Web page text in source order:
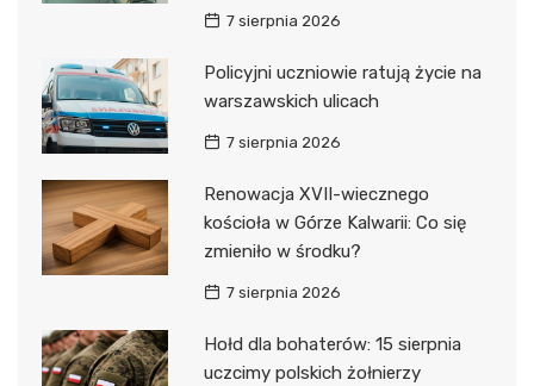
7 sierpnia 2026
Policyjni uczniowie ratują życie na
warszawskich ulicach
7 sierpnia 2026
Renowacja XVII-wiecznego
kościoła w Górze Kalwarii: Co się
zmieniło w środku?
7 sierpnia 2026
Hołd dla bohaterów: 15 sierpnia
uczcimy polskich żołnierzy